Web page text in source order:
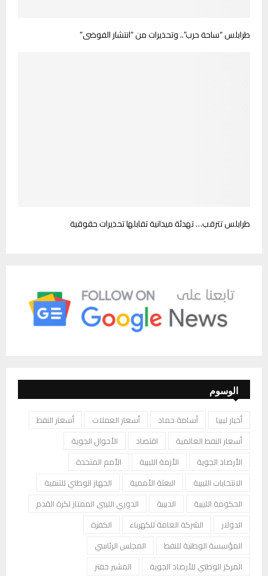
طرابلس “ساحة حرب”.. وتحذيرات من “انتشار الفوضى”
طرابلس تترقب… تهدئة ميدانية تقابلها تحذيرات حقوقية
الوسوم
أخبار ليبيا أسامة حماد أسعار العملات
أسعار النفط
أسعار النفط العالمية
اقتصاد
الأحوال الجوية
الأرصاد الجوية
الأزمة الليبية
الأمم المتحدة
الانتخابات الليبية
البعثة الأممية
الجهاز الوطني للتنمية
الحكومة الليبية
الدبيبة
الدوري الليبي الممتاز لكرة القدم
الدولار
الشركة العامة للكهرباء
الكفرة
المؤسسة الوطنية للنفط
المجلس الرئاسي
المركز الوطني للأرصاد الجوية
المشير حفتر